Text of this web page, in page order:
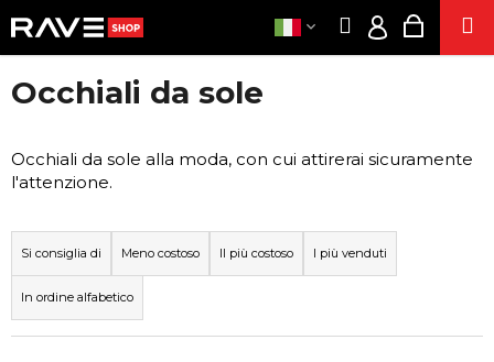
al
contenuto
Ricerca
Accesso
Carrello
della
Occhiali da sole
Occhiali da sole alla moda, con cui attirerai sicuramente
l'attenzione.
O
R
D
N
Si consiglia di Meno costoso Il più costoso I più venduti
In ordine alfabetico
C
A
R
L
L
Indietro
Indietro
O
S
S
T
A
T
E